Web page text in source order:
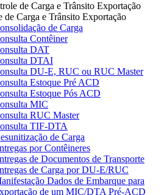
de Carga e Trânsito Exportação
de Carga e Trânsito Exportação
de Carga
Contêiner
DAT
DTAI
DU-E, RUC ou RUC Master
Estoque Pré ACD
Estoque Pós ACD
MIC
RUC Master
TIF-DTA
de Carga
por Contêineres
de Documentos de Transporte
de Carga por DU-E/RUC
Dados de Embarque para
de um MIC/DTA Pré-ACD